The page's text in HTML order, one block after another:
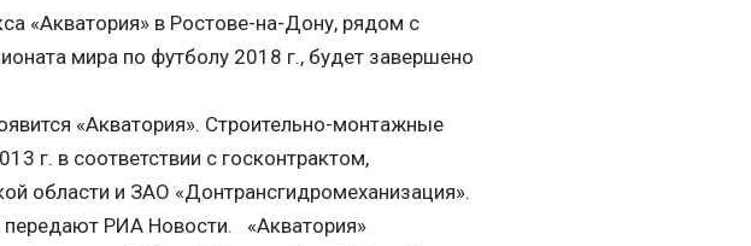
«Акватория» в Ростове-на-Дону, рядом с
мира по футболу 2018 г., будет завершено
«Акватория». Строительно-монтажные
г. в соответствии с госконтрактом,
области и ЗАО «Донтрансгидромеханизация».
передают РИА Новости. «Акватория»